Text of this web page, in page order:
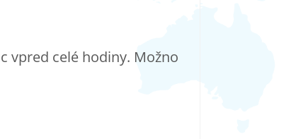
vpred celé hodiny. Možno